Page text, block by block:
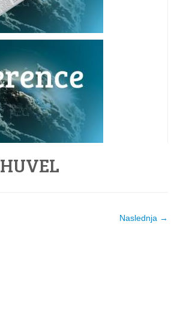
Naslednja →